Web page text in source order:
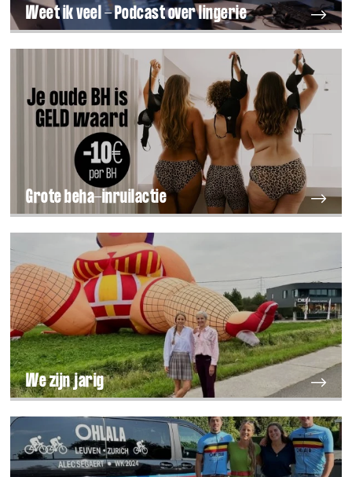
Weet ik veel - Podcast over lingerie
Grote beha-inruilactie
We zijn jarig